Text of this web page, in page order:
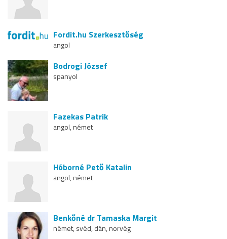
Fordit.hu Szerkesztőség
angol
Bodrogi József
spanyol
Fazekas Patrik
angol, német
Hóborné Pető Katalin
angol, német
Benkőné dr Tamaska Margit
német, svéd, dán, norvég